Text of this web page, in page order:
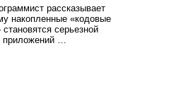
рассказывает
накопленные «кодовые
серьезной
приложений …